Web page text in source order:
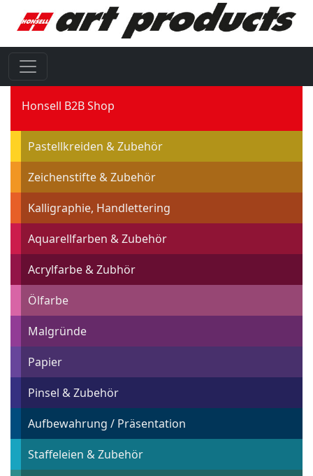
Honsell B2B Shop
Pastellkreiden & Zubehör
Zeichenstifte & Zubehör
Kalligraphie, Handlettering
Aquarellfarben & Zubehör
Acrylfarbe & Zubhör
Ölfarbe
Malgründe
Papier
Pinsel & Zubehör
Aufbewahrung / Präsentation
Staffeleien & Zubehör